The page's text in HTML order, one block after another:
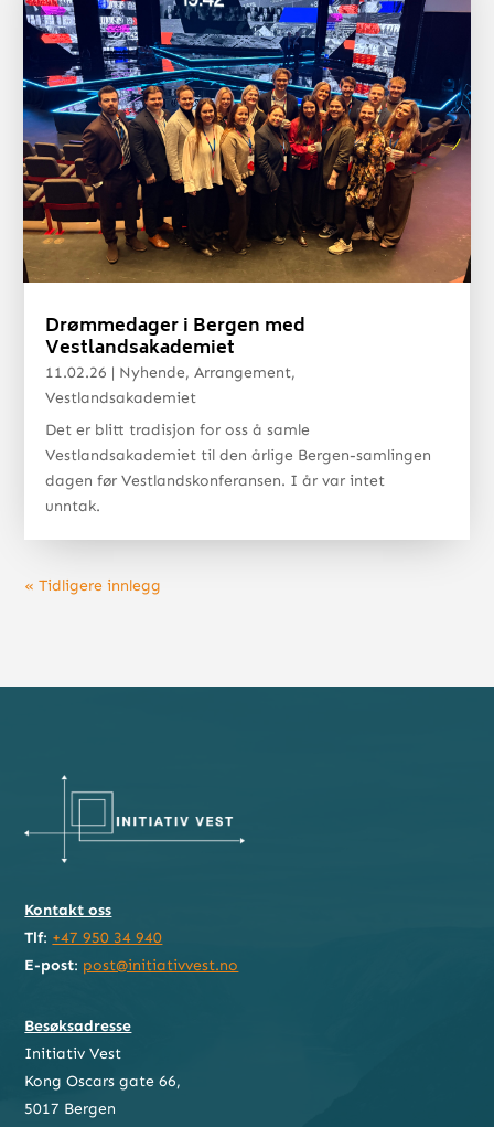
Drømmedager i Bergen med
Vestlandsakademiet
11.02.26 | Nyhende,Arrangement,
Vestlandsakademiet
Det er blitt tradisjon for oss å samle
Vestlandsakademiet til den årlige Bergen-samlingen
dagen før Vestlandskonferansen. I år var intet
unntak.
« Tidligere innlegg
Kontakt oss
Tlf: +47 950 34 940
E-post: post@initiativvest.no
Besøksadresse
Initiativ Vest
Kong Oscars gate 66,
5017 Bergen